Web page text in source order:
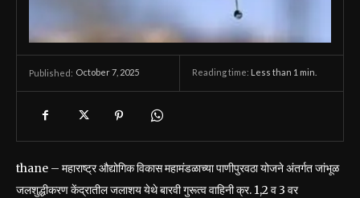
Published: October 7, 2025 Reading time: Less than 1 min.
thane – महाराष्ट्र औद्योगिक विकास महामंडळाच्या पाणीपुरवठा योजने अंतर्गत जांभूळ
जलशुद्धीकरण केंद्रातील जलाशय येथे बारवी गुरूत्व वाहिनी क्र. 1,2 व 3 वर